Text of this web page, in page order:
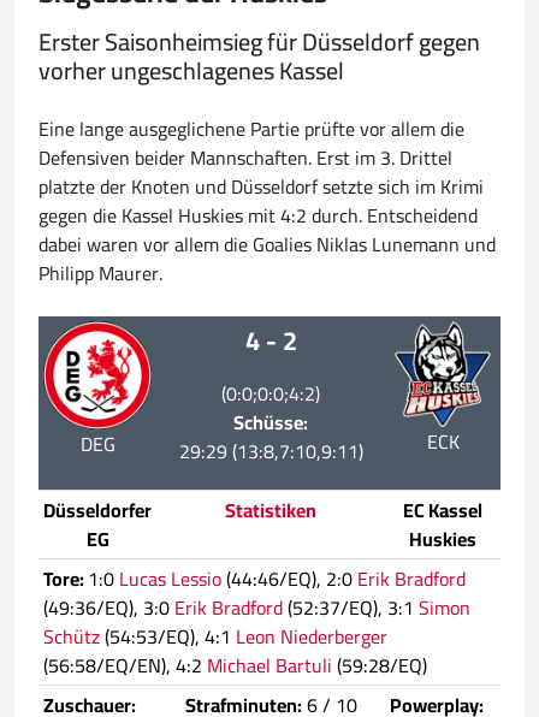
Erster Saisonheimsieg für Düsseldorf gegen
vorher ungeschlagenes Kassel
Eine lange ausgeglichene Partie prüfte vor allem die
Defensiven beider Mannschaften. Erst im 3. Drittel
platzte der Knoten und Düsseldorf setzte sich im Krimi
gegen die Kassel Huskies mit 4:2 durch. Entscheidend
dabei waren vor allem die Goalies Niklas Lunemann und
Philipp Maurer.
DEG
4 - 2
(0:0;0:0;4:2)
Schüsse:
29:29 (13:8,7:10,9:11)
ECK
Düsseldorfer
EG
Statistiken
EC Kassel
Huskies
Tore:1:0Lucas Lessio(44:46/EQ), 2:0Erik Bradford
(49:36/EQ), 3:0Erik Bradford(52:37/EQ), 3:1 Simon
Schütz(54:53/EQ), 4:1 Leon Niederberger
(56:58/EQ/EN), 4:2 Michael Bartuli(59:28/EQ)
Zuschauer:
Strafminuten:6 / 10
Powerplay: